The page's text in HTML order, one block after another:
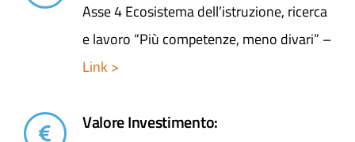
Asse 4 Ecosistema dell’istruzione, ricerca
e lavoro “Più competenze, meno divari” –
Link >
Valore Investimento: